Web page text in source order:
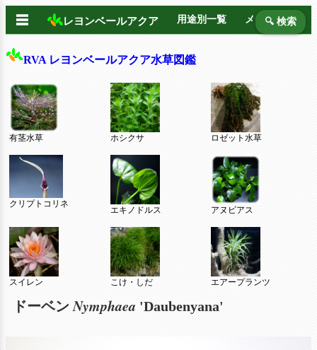
☰ レヨンベールアクア 用途別一覧 メーカー別
🔍 検索
RVA レヨンベールアクア水草図鑑
有茎水草 ホシクサ ロゼット水草
クリプトコリネ
エキノドルス アヌビアス
スイレン こけ・しだ エアープランツ
ドーベン Nymphaea 'Daubenyana'